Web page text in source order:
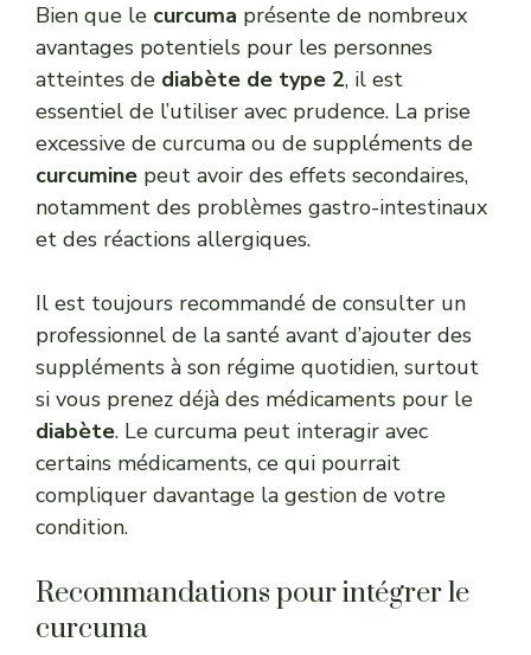
Bien que le curcuma présente de nombreux
avantages potentiels pour les personnes
atteintes de diabète de type 2, il est
essentiel de l’utiliser avec prudence. La prise
excessive de curcuma ou de suppléments de
curcumine peut avoir des effets secondaires,
notamment des problèmes gastro-intestinaux
et des réactions allergiques.
Il est toujours recommandé de consulter un
professionnel de la santé avant d’ajouter des
suppléments à son régime quotidien, surtout
si vous prenez déjà des médicaments pour le
diabète. Le curcuma peut interagir avec
certains médicaments, ce qui pourrait
compliquer davantage la gestion de votre
condition.
Recommandations pour intégrer le
curcuma